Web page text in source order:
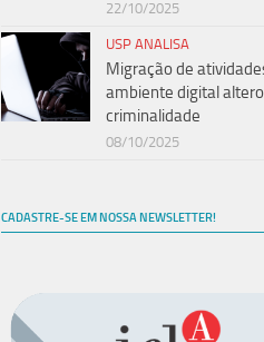
22/10/2025
USP ANALISA
Migração de
ambiente digital
criminalidade
08/10/2025
CADASTRE-SE EM NOSSA NEWSLETTER!